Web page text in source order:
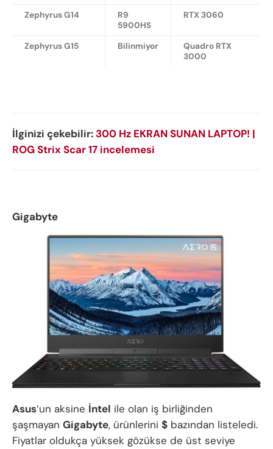
Zephyrus G14
R9
5900HS
RTX 3060
Zephyrus G15 Bilinmiyor
Quadro RTX
3000
İlginizi çekebilir:300 Hz EKRAN SUNAN LAPTOP! |
ROG Strix Scar 17 incelemesi
Gigabyte
Asus‘un aksine İntel ile olan iş birliğinden
şaşmayan Gigabyte, ürünlerini $ bazından listeledi.
Fiyatlar oldukça yüksek gözükse de üst seviye